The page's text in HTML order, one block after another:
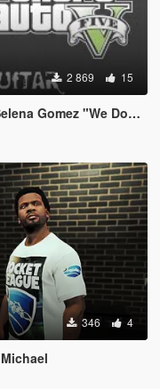
2 869 15
"We Don't Talk Anymore"
346 4